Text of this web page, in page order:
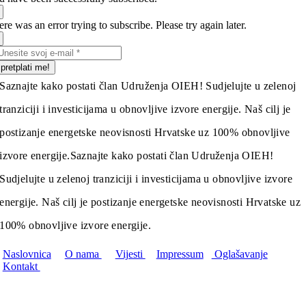
was an error trying to subscribe. Please try again later.
pretplati me!
Saznajte kako postati član Udruženja OIEH! Sudjelujte u zelenoj
tranziciji i investicijama u obnovljive izvore energije. Naš cilj je
postizanje energetske neovisnosti Hrvatske uz 100% obnovljive
izvore energije.Saznajte kako postati član Udruženja OIEH!
Sudjelujte u zelenoj tranziciji i investicijama u obnovljive izvore
energije. Naš cilj je postizanje energetske neovisnosti Hrvatske uz
100% obnovljive izvore energije.
Naslovnica O nama Vijesti Impressum
Oglašavanje
Kontakt